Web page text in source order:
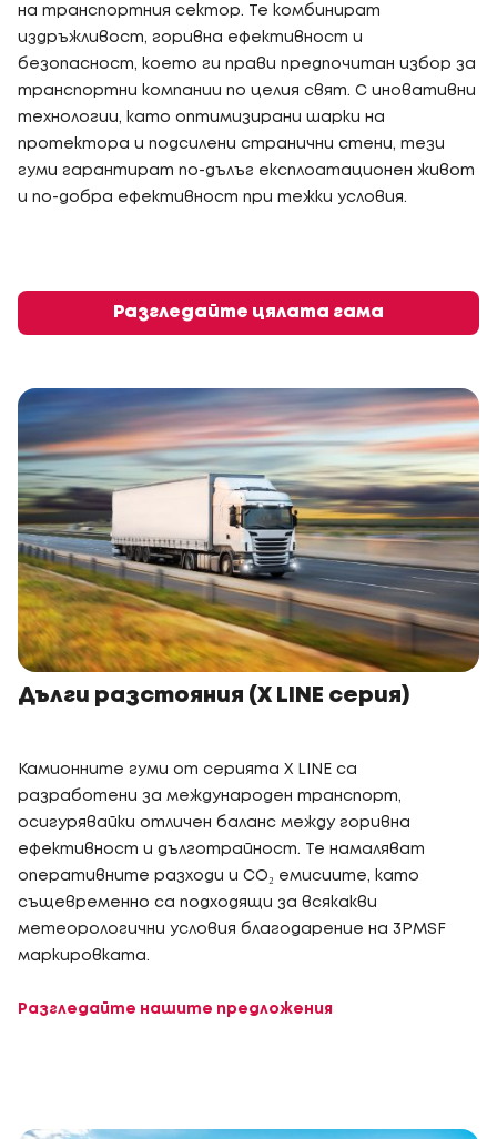
на транспортния сектор. Те комбинират
издръжливост, горивна ефективност и
безопасност, което ги прави предпочитан избор за
транспортни компании по целия свят. С иновативни
технологии, като оптимизирани шарки на
протектора и подсилени странични стени, тези
гуми гарантират по-дълъг експлоатационен живот
и по-добра ефективност при тежки условия.
Разгледайте цялата гама
Дълги разстояния (X LINE серия)
Камионните гуми от серията X LINE са
разработени за международен транспорт,
осигурявайки отличен баланс между горивна
ефективност и дълготрайност. Те намаляват
оперативните разходи и CO₂ емисиите, като
същевременно са подходящи за всякакви
метеорологични условия благодарение на 3PMSF
маркировката.
Разгледайте нашите предложения